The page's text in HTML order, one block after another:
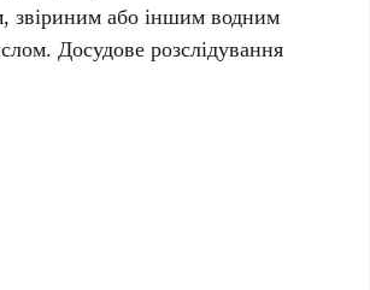
звіриним або іншим водним
Досудове розслідування